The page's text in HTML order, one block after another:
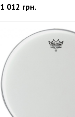
1 012 грн.